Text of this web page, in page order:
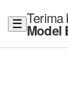
☰ Terima
Model